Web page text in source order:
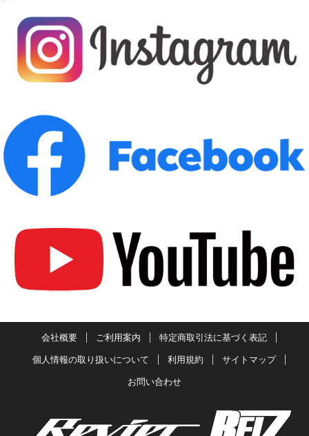
会社概要 ご利用案内 特定商取引法に基づく表記
個人情報の取り扱いについて 利用規約 サイトマップ
お問い合わせ